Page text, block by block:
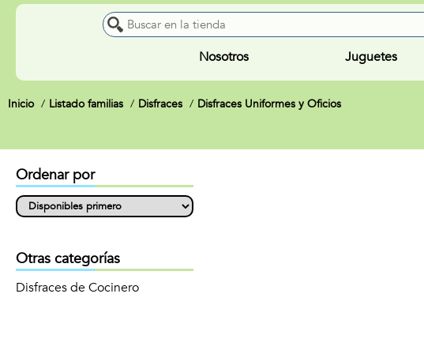
Nosotros Juguetes
Inicio Listado familias Disfraces Disfraces Uniformes y Oficios
Ordenar por
Otras categorías
Disfraces de Cocinero